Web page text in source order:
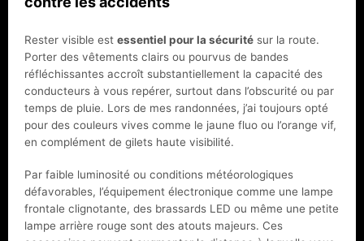
Rester visible est essentiel pour la sécurité sur la route.
Porter des vêtements clairs ou pourvus de bandes
réfléchissantes accroît substantiellement la capacité des
conducteurs à vous repérer, surtout dans l’obscurité ou par
temps de pluie. Lors de mes randonnées, j’ai toujours opté
pour des couleurs vives comme le jaune fluo ou l’orange vif,
en complément de gilets haute visibilité.
Par faible luminosité ou conditions météorologiques
défavorables, l’équipement électronique comme une lampe
frontale clignotante, des brassards LED ou même une petite
lampe arrière rouge sont des atouts majeurs. Ces